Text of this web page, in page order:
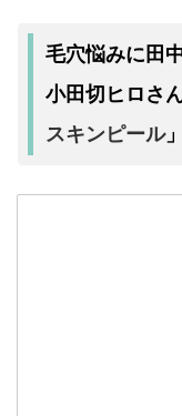
毛穴悩みに田
小田切ヒロさ
スキンピール